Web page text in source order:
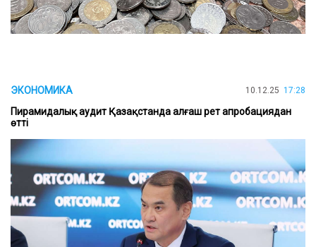
ЭКОНОМИКА 10.12.25 17:28
Пирамидалық аудит Қазақстанда алғаш рет апробациядан
өтті